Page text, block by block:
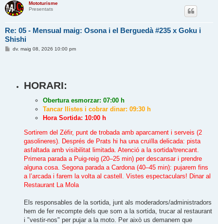
Mototurisme
Presentats
Re: 05 - Mensual maig: Osona i el Berguedà #235 x Goku i
Shishi
Edv. maig 08, 2026 10:00 pm
HORARI:
Obertura esmorzar: 07:00 h
Tancar llistes i cobrar dinar: 09:30 h
Hora Sortida: 10:00 h
Sortirem del Zéfir, punt de trobada amb aparcament i serveis (2
gasolineres). Després de Prats hi ha una cruïlla delicada: pista
asfaltada amb visibilitat limitada. Atenció a la sortida/trencant.
Primera parada a Puig-reig (20–25 min) per descansar i prendre
alguna cosa. Segona parada a Cardona (40–45 min): pujarem fins
a l’arcada i farem la volta al castell. Vistes espectaculars! Dinar al
Restaurant La Mola
Els responsables de la sortida, junt als moderadors/administradors
hem de fer recompte dels que som a la sortida, trucar al restaurant
i "vestir-nos" per pujar a la moto. Per això us demanem que